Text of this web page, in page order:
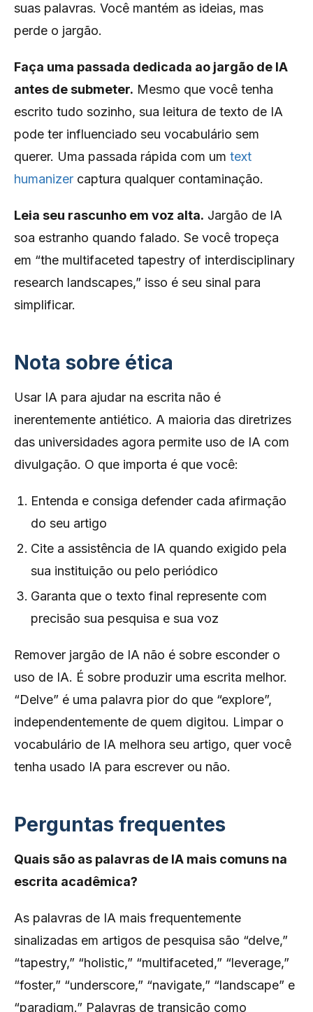
suas palavras. Você mantém as ideias, mas
perde o jargão.
Faça uma passada dedicada ao jargão de IA
antes de submeter. Mesmo que você tenha
escrito tudo sozinho, sua leitura de texto de IA
pode ter influenciado seu vocabulário sem
querer. Uma passada rápida com um text
humanizer captura qualquer contaminação.
Leia seu rascunho em voz alta. Jargão de IA
soa estranho quando falado. Se você tropeça
em “the multifaceted tapestry of interdisciplinary
research landscapes,” isso é seu sinal para
simplificar.
Nota sobre ética
Usar IA para ajudar na escrita não é
inerentemente antiético. A maioria das diretrizes
das universidades agora permite uso de IA com
divulgação. O que importa é que você:
Entenda e consiga defender cada afirmação
do seu artigo
Cite a assistência de IA quando exigido pela
sua instituição ou pelo periódico
Garanta que o texto final represente com
precisão sua pesquisa e sua voz
Remover jargão de IA não é sobre esconder o
uso de IA. É sobre produzir uma escrita melhor.
“Delve” é uma palavra pior do que “explore”,
independentemente de quem digitou. Limpar o
vocabulário de IA melhora seu artigo, quer você
tenha usado IA para escrever ou não.
Perguntas frequentes
Quais são as palavras de IA mais comuns na
escrita acadêmica?
As palavras de IA mais frequentemente
sinalizadas em artigos de pesquisa são “delve,”
“tapestry,” “holistic,” “multifaceted,” “leverage,”
“foster,” “underscore,” “navigate,” “landscape” e
“paradigm.” Palavras de transição como